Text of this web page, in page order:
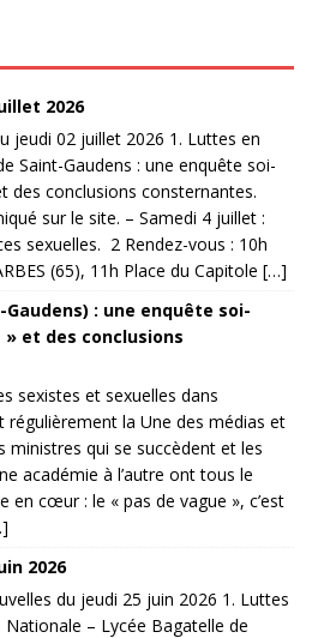
2026
jeudi 02 juillet 2026 1. Luttes en
Saint-Gaudens : une enquête soi-
des conclusions consternantes.
sur le site. – Samedi 4 juillet :
sexuelles. 2 Rendez-vous : 10h
(65), 11h Place du Capitole […]
: une enquête soi-
et des conclusions
sexistes et sexuelles dans
régulièrement la Une des médias et
ministres qui se succèdent et les
académie à l’autre ont tous le
en cœur : le « pas de vague », c’est
2026
du jeudi 25 juin 2026 1. Luttes
Nationale – Lycée Bagatelle de